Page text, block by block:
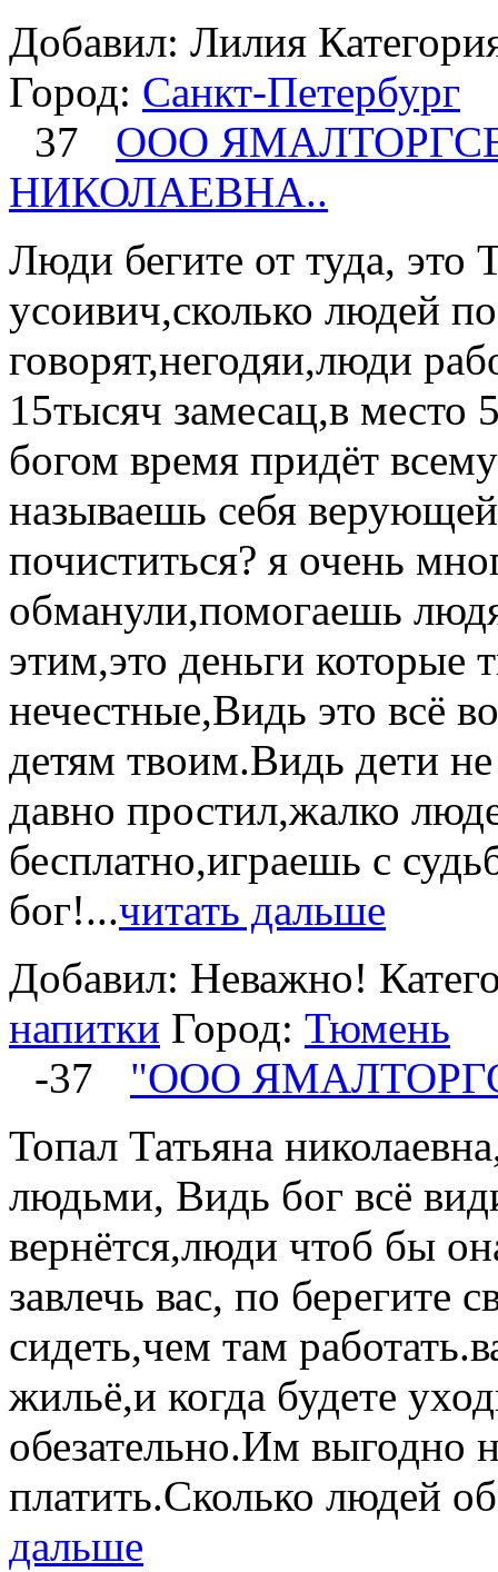
Добавил: Лилия
Город: Санкт-Петербург
37
ООО
НИКОЛАЕВНА..
Люди бегите от туда, это
усоивич,сколько людей
говорят,негодяи,люди
15тысяч замесац,в место
богом время придёт
называешь себя
почиститься? я очень
обманули,помогаешь
этим,это деньги
нечестные,Видь это всё
детям твоим.Видь дети
давно простил,жалко
бесплатно,играешь с
бог!...читать дальше
Добавил: Неважно!
напитки Город: Тюмень
-37
"ООО
Топал Татьяна
людьми, Видь бог всё
вернётся,люди чтоб бы
завлечь вас, по берегите
сидеть,чем там
жильё,и когда будете
обезательно.Им выгодно
платить.Сколько людей
дальше